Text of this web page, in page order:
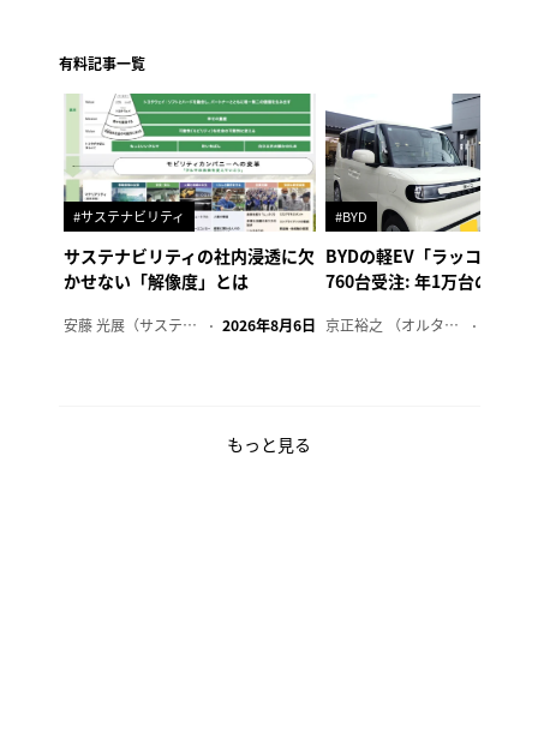
有料記事一覧
#サステナビリティ
サステナビリティの社内浸透に欠
かせない「解像度」とは
安藤 光展（サステナビリティ・コンサルタント） 2026年8月6日
#BYD
BYDの軽EV「ラッコ」、1
760台受注: 年1万台の販売
京正裕之 （オルタナ副編集長）
もっと見る